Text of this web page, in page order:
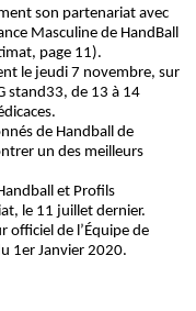
Masculine de HandBall
page 11).
le jeudi 7 novembre, sur
stand33, de 13 à 14
de Handball de
un des meilleurs
et Profils
le 11 juillet dernier.
officiel de l’Équipe de
1er Janvier 2020.